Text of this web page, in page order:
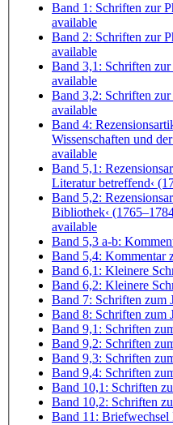
Band 1: Schriften zur
available
Band 2: Schriften zur
available
Band 3,1: Schriften
available
Band 3,2: Schriften
available
Band 4:
Wissenschaften und
available
Band 5,1:
Literatur betreffend‹
Band 5,2:
Bibliothek‹
available
Band 5,3 a-b:
Band 5,4: Kommentar
Band 6,1: Kleinere
Band 6,2: Kleinere
Band 7: Schriften zum
Band 8: Schriften zum
Band 9,1: Schriften
Band 9,2: Schriften
Band 9,3: Schriften
Band 9,4: Schriften
Band 10,1: Schriften
Band 10,2: Schriften
Band 11: Briefwechsel